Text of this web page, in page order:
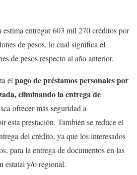
estima entregar 603 mil 270 créditos por
de pesos, lo cual significa el
de pesos respecto al año anterior.
el pago de préstamos personales por
eliminando la entrega de
ofrecer más seguridad a
esta prestación. También se reduce el
del crédito, ya que los interesados
para la entrega de documentos en las
estatal y/o regional.